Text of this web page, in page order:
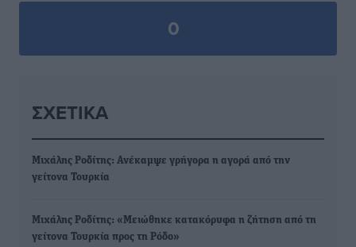
0
ΣΧΕΤΙΚΆ
Μιχάλης Ροδίτης: Ανέκαμψε γρήγορα η αγορά από την
γείτονα Τουρκία
Μιχάλης Ροδίτης: «Μειώθηκε κατακόρυφα η ζήτηση από τη
γείτονα Τουρκία προς τη Ρόδο»